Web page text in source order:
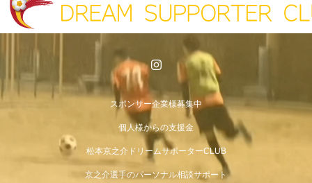
スポンサー企業様募集中
個人様からの支援金
松本京之介ドリームサポーターCLUB
京之介選手のパーソナル相談サポート